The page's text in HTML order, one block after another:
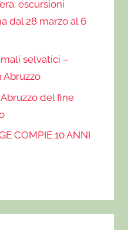
escursioni
dal 28 marzo al 6
selvatici –
Abruzzo
del fine
COMPIE 10 ANNI